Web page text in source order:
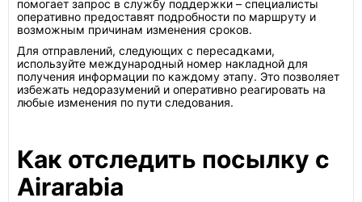
помогает запрос в службу поддержки – специалисты
оперативно предоставят подробности по маршруту и
возможным причинам изменения сроков.
Для отправлений, следующих с пересадками,
используйте международный номер накладной для
получения информации по каждому этапу. Это позволяет
избежать недоразумений и оперативно реагировать на
любые изменения по пути следования.
Как отследить посылку с
Airarabia